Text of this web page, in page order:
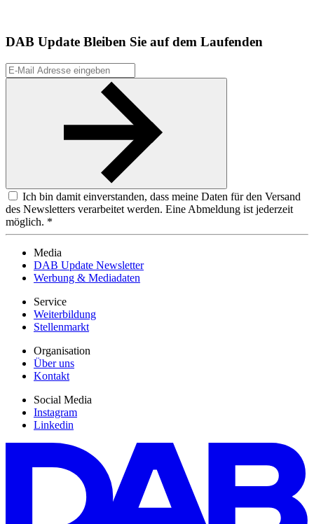
DAB Update Bleiben Sie auf dem Laufenden
Ich bin damit einverstanden, dass meine Daten für den Versand
des Newsletters verarbeitet werden. Eine Abmeldung ist jederzeit
möglich. *
Media
DAB Update Newsletter
Werbung & Mediadaten
Service
Weiterbildung
Stellenmarkt
Organisation
Über uns
Kontakt
Social Media
Instagram
Linkedin